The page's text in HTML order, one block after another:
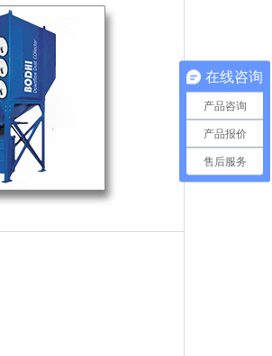
在线咨询
产品咨询
产品报价
售后服务